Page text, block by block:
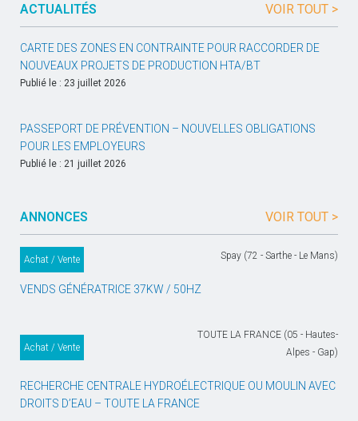
ACTUALITÉS VOIR TOUT >
CARTE DES ZONES EN CONTRAINTE POUR RACCORDER DE
NOUVEAUX PROJETS DE PRODUCTION HTA/BT
Publié le : 23 juillet 2026
PASSEPORT DE PRÉVENTION – NOUVELLES OBLIGATIONS
POUR LES EMPLOYEURS
Publié le : 21 juillet 2026
ANNONCES VOIR TOUT >
Achat / Vente Spay (72 - Sarthe - Le Mans)
VENDS GÉNÉRATRICE 37KW / 50HZ
Achat / Vente
TOUTE LA FRANCE (05 - Hautes-
Alpes - Gap)
RECHERCHE CENTRALE HYDROÉLECTRIQUE OU MOULIN AVEC
DROITS D’EAU – TOUTE LA FRANCE